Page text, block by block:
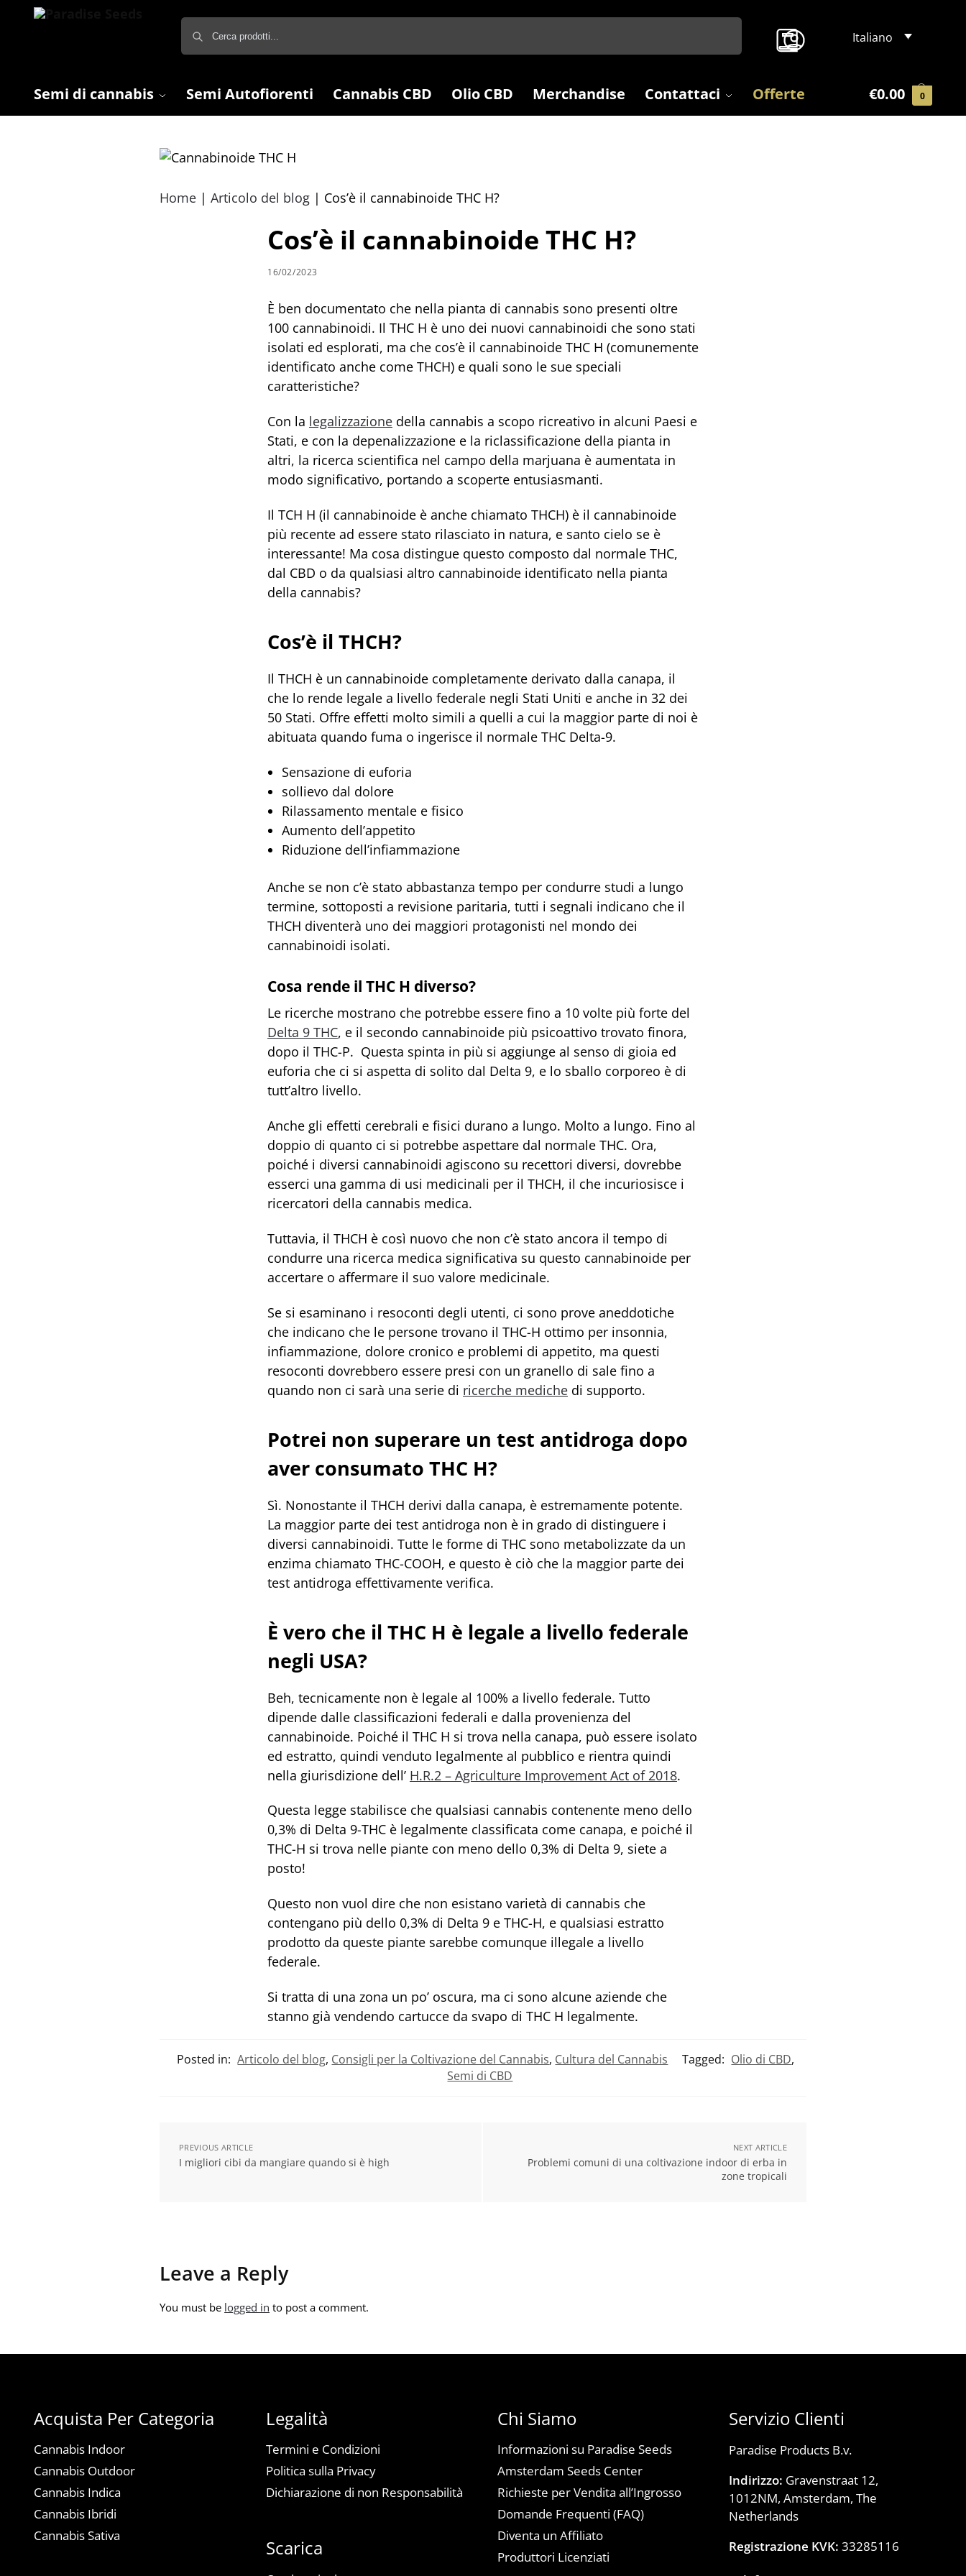
Italiano
Semi di cannabis Semi Autofiorenti Cannabis CBD Olio CBD Merchandise Contattaci Offerte €0.00 0
Home |Articolo del blog | Cos’è il cannabinoide THC H?
Cos’è il cannabinoide THC H?
16/02/2023
È ben documentato che nella pianta di cannabis sono presenti oltre
100 cannabinoidi. Il THC H è uno dei nuovi cannabinoidi che sono stati
isolati ed esplorati, ma che cos’è il cannabinoide THC H (comunemente
identificato anche come THCH) e quali sono le sue speciali
caratteristiche?
Con la legalizzazionedella cannabis a scopo ricreativo in alcuni Paesi e
Stati, e con la depenalizzazione e la riclassificazione della pianta in
altri, la ricerca scientifica nel campo della marjuana è aumentata in
modo significativo, portando a scoperte entusiasmanti.
Il TCH H (il cannabinoide è anche chiamato THCH) è il cannabinoide
più recente ad essere stato rilasciato in natura, e santo cielo se è
interessante! Ma cosa distingue questo composto dal normale THC,
dal CBD o da qualsiasi altro cannabinoide identificato nella pianta
della cannabis?
Cos’è il THCH?
Il THCH è un cannabinoide completamente derivato dalla canapa, il
che lo rende legale a livello federale negli Stati Uniti e anche in 32 dei
50 Stati. Offre effetti molto simili a quelli a cui la maggior parte di noi è
abituata quando fuma o ingerisce il normale THC Delta-9.
Sensazione di euforia
sollievo dal dolore
Rilassamento mentale e fisico
Aumento dell’appetito
Riduzione dell’infiammazione
Anche se non c’è stato abbastanza tempo per condurre studi a lungo
termine, sottoposti a revisione paritaria, tutti i segnali indicano che il
THCH diventerà uno dei maggiori protagonisti nel mondo dei
cannabinoidi isolati.
Cosa rende il THC H diverso?
Le ricerche mostrano che potrebbe essere fino a 10 volte più forte del
Delta 9 THC, e il secondo cannabinoide più psicoattivo trovato finora,
dopo il THC-P. Questa spinta in più si aggiunge al senso di gioia ed
euforia che ci si aspetta di solito dal Delta 9, e lo sballo corporeo è di
tutt’altro livello.
Anche gli effetti cerebrali e fisici durano a lungo. Molto a lungo. Fino al
doppio di quanto ci si potrebbe aspettare dal normale THC. Ora,
poiché i diversi cannabinoidi agiscono su recettori diversi, dovrebbe
esserci una gamma di usi medicinali per il THCH, il che incuriosisce i
ricercatori della cannabis medica.
Tuttavia, il THCH è così nuovo che non c’è stato ancora il tempo di
condurre una ricerca medica significativa su questo cannabinoide per
accertare o affermare il suo valore medicinale.
Se si esaminano i resoconti degli utenti, ci sono prove aneddotiche
che indicano che le persone trovano il THC-H ottimo per insonnia,
infiammazione, dolore cronico e problemi di appetito, ma questi
resoconti dovrebbero essere presi con un granello di sale fino a
quando non ci sarà una serie di ricerche medichedi supporto.
Potrei non superare un test antidroga dopo
aver consumato THC H?
Sì. Nonostante il THCH derivi dalla canapa, è estremamente potente.
La maggior parte dei test antidroga non è in grado di distinguere i
diversi cannabinoidi. Tutte le forme di THC sono metabolizzate da un
enzima chiamato THC-COOH, e questo è ciò che la maggior parte dei
test antidroga effettivamente verifica.
È vero che il THC H è legale a livello federale
negli USA?
Beh, tecnicamente non è legale al 100% a livello federale. Tutto
dipende dalle classificazioni federali e dalla provenienza del
cannabinoide. Poiché il THC H si trova nella canapa, può essere isolato
ed estratto, quindi venduto legalmente al pubblico e rientra quindi
nella giurisdizione dell’ H.R.2 – Agriculture Improvement Act of 2018.
Questa legge stabilisce che qualsiasi cannabis contenente meno dello
0,3% di Delta 9-THC è legalmente classificata come canapa, e poiché il
THC-H si trova nelle piante con meno dello 0,3% di Delta 9, siete a
posto!
Questo non vuol dire che non esistano varietà di cannabis che
contengano più dello 0,3% di Delta 9 e THC-H, e qualsiasi estratto
prodotto da queste piante sarebbe comunque illegale a livello
federale.
Si tratta di una zona un po’ oscura, ma ci sono alcune aziende che
stanno già vendendo cartucce da svapo di THC H legalmente.
Posted in: Articolo del blog, Consigli per la Coltivazione del Cannabis, Cultura del Cannabis Tagged: Olio di CBD,
Semi di CBD
PREVIOUS ARTICLE
I migliori cibi da mangiare quando si è high
NEXT ARTICLE
Problemi comuni di una coltivazione indoor di erba in
zone tropicali
Leave a Reply
You must be logged in to post a comment.
Acquista Per Categoria
Cannabis Indoor
Cannabis Outdoor
Cannabis Indica
Cannabis Ibridi
Cannabis Sativa
Legalità
Termini e Condizioni
Politica sulla Privacy
Dichiarazione di non Responsabilità
Scarica
Chi Siamo
Informazioni su Paradise Seeds
Amsterdam Seeds Center
Richieste per Vendita all’Ingrosso
Domande Frequenti (FAQ)
Diventa un Affiliato
Produttori Licenziati
Servizio Clienti
Paradise Products B.v.
Indirizzo: Gravenstraat 12,
1012NM, Amsterdam, The
Netherlands
Registrazione KVK: 33285116